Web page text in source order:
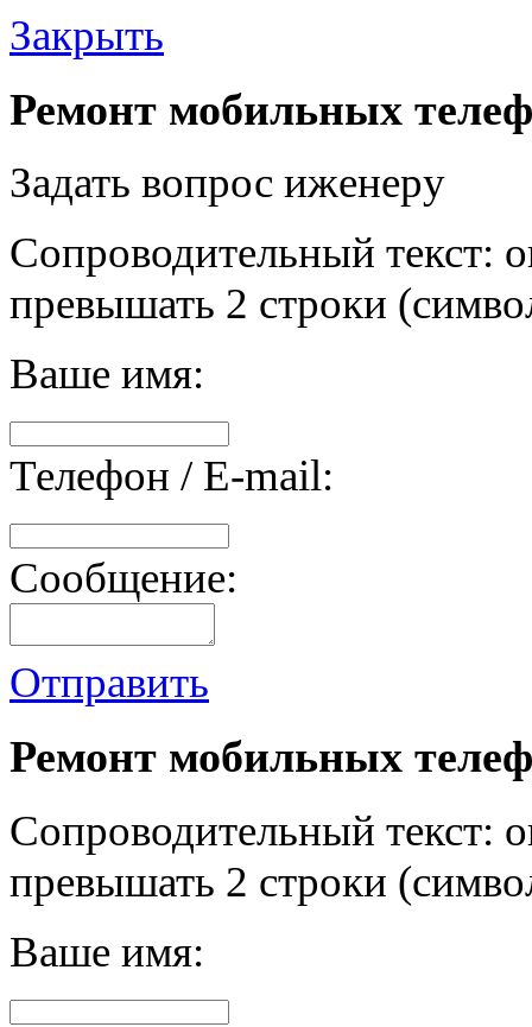
Закрыть
Ремонт мобильных
Задать вопрос иженеру
Сопроводительный текст:
превышать 2 строки
Ваше имя:
Телефон / E-mail:
Сообщение:
Отправить
Ремонт мобильных
Сопроводительный текст:
превышать 2 строки
Ваше имя: